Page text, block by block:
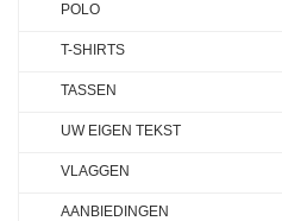
POLO
T-SHIRTS
TASSEN
UW EIGEN TEKST
VLAGGEN
AANBIEDINGEN